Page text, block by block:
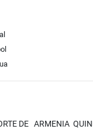
DE ARMENIA